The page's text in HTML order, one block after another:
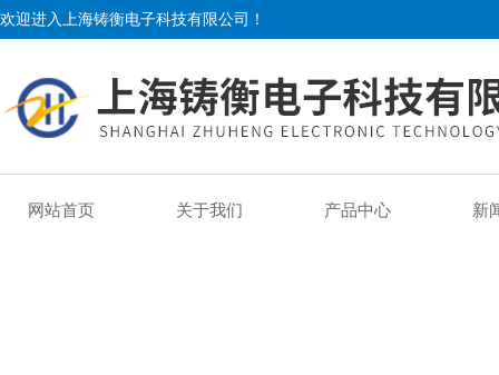
欢迎进入上海铸衡电子科技有限公司！
网站首页 关于我们 产品中心 新